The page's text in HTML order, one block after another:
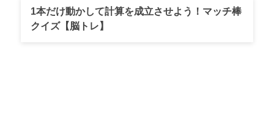
1本だけ動かして計算を成立させよう！マッチ棒
クイズ【脳トレ】